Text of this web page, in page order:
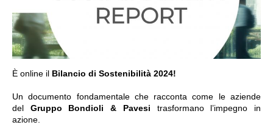
È online il Bilancio di Sostenibilità 2024!
Un documento fondamentale che racconta come le aziende
del Gruppo Bondioli & Pavesi trasformano l’impegno in
azione.
ПЕРЕЙТИ В РАЗДЕЛ